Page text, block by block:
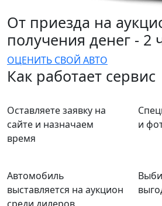
От приезда на
получения денег - 2
ОЦЕНИТЬ СВОЙ АВТО
Как работает сервис
Оставляете заявку на
сайте и назначаем
время
и
Автомобиль
выставляется на аукцион